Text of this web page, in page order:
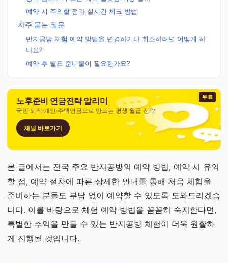
예약 시 주의할 점과 실시간 체크 방법
자주 묻는 질문
반지공방 체험 예약 방법을 변경하거나 취소하려면 어떻게 하
나요?
예약 후 별도 준비물이 필요한가요?
무료
노후준비 연금전략 알리미
국민·퇴직·개인·주택연금으로 만드는 평생 월급 전략
채널 바로가기
본 글에서는 전국 주요 반지공방의 예약 방법, 예약 시 유의
할 점, 예약 절차에 따른 상세한 안내를 통해 처음 체험을
준비하는 분들도 부담 없이 예약할 수 있도록 도와드리겠습
니다. 이를 바탕으로 체험 예약 방법을 꼼꼼히 숙지한다면,
특별한 추억을 만들 수 있는 반지공방 체험이 더욱 원활하
게 진행될 것입니다.